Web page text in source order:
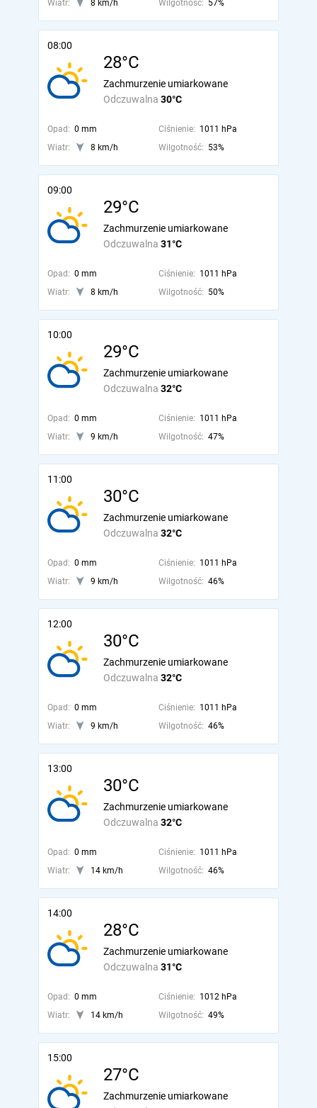
Wiatr: 8 km/h Wilgotność: 57%
08:00
28°C
Odczuwalna 30°C
Zachmurzenie umiarkowane
Opad: 0 mm Ciśnienie: 1011 hPa
Wiatr:
8 km/h Wilgotność: 53%
09:00
29°C
Odczuwalna 31°C
Zachmurzenie umiarkowane
Opad: 0 mm Ciśnienie: 1011 hPa
Wiatr:
8 km/h Wilgotność: 50%
10:00
29°C
Odczuwalna 32°C
Zachmurzenie umiarkowane
Opad: 0 mm Ciśnienie: 1011 hPa
Wiatr:
9 km/h Wilgotność: 47%
11:00
30°C
Odczuwalna 32°C
Zachmurzenie umiarkowane
Opad: 0 mm Ciśnienie: 1011 hPa
Wiatr:
9 km/h Wilgotność: 46%
12:00
30°C
Odczuwalna 32°C
Zachmurzenie umiarkowane
Opad: 0 mm Ciśnienie: 1011 hPa
Wiatr:
9 km/h Wilgotność: 46%
13:00
30°C
Odczuwalna 32°C
Zachmurzenie umiarkowane
Opad: 0 mm Ciśnienie: 1011 hPa
Wiatr:
14 km/h Wilgotność: 46%
14:00
28°C
Odczuwalna 31°C
Zachmurzenie umiarkowane
Opad: 0 mm Ciśnienie: 1012 hPa
Wiatr:
14 km/h Wilgotność: 49%
15:00
27°C
Zachmurzenie umiarkowane